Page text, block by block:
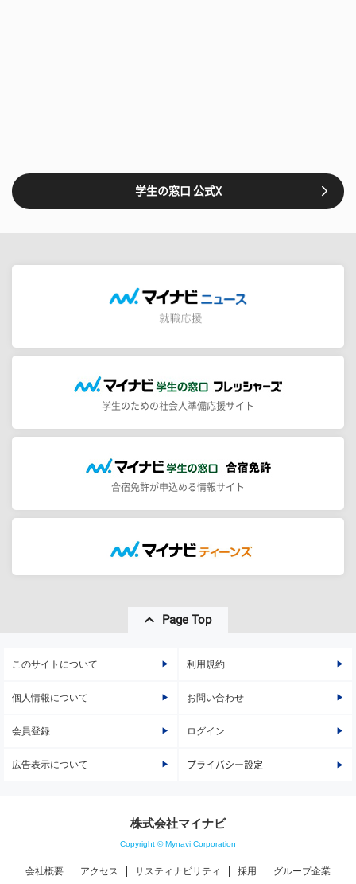
学生の窓口 公式X
学生のための社会人準備応援サイト
合宿免許が申込める情報サイト
Page Top
このサイトについて 利用規約
個人情報について お問い合わせ
会員登録 ログイン
広告表示について プライバシー設定
株式会社マイナビ
Copyright © Mynavi Corporation
会社概要 アクセス サスティナビリティ 採用 グループ企業